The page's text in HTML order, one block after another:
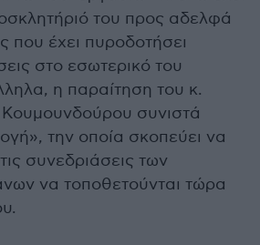
του προς αδελφά
που έχει πυροδοτήσει
στο εσωτερικό του
η παραίτηση του κ.
συνιστά
την οποία σκοπεύει να
συνεδριάσεις των
να τοποθετούνται τώρα